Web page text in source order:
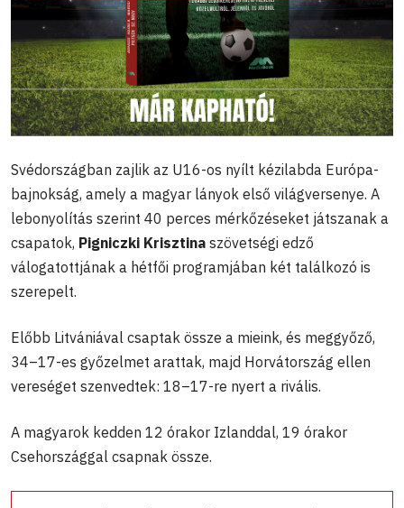
Svédországban zajlik az U16-os nyílt kézilabda Európa-
bajnokság, amely a magyar lányok első világversenye. A
lebonyolítás szerint 40 perces mérkőzéseket játszanak a
csapatok, Pigniczki Krisztina szövetségi edző
válogatottjának a hétfői programjában két találkozó is
szerepelt.
Előbb Litvániával csaptak össze a mieink, és meggyőző,
34–17-es győzelmet arattak, majd Horvátország ellen
vereséget szenvedtek: 18–17-re nyert a rivális.
A magyarok kedden 12 órakor Izlanddal, 19 órakor
Csehországgal csapnak össze.